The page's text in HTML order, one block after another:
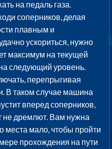
на педаль газа.
соперников, делая
плавным и
ускориться, нужно
максимум на текущей
следующий уровень.
перепрыгивая
В таком случае машина
вперед соперников,
не дремлют. Вам нужна
места мало, чтобы пройти
прохождения на пути